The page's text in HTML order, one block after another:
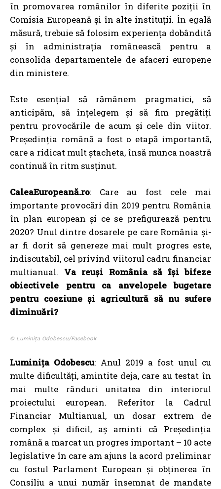
în promovarea românilor în diferite poziții în
Comisia Europeană și în alte instituții. În egală
măsură, trebuie să folosim experiența dobândită
și în administrația românească pentru a
consolida departamentele de afaceri europene
din ministere.
Este esențial să rămânem pragmatici, să
anticipăm, să înțelegem și să fim pregătiți
pentru provocările de acum și cele din viitor.
Președinția română a fost o etapă importantă,
care a ridicat mult ștacheta, însă munca noastră
continuă în ritm susținut.
CaleaEuropeană.ro: Care au fost cele mai
importante provocări din 2019 pentru România
în plan european și ce se prefigurează pentru
2020? Unul dintre dosarele pe care România și-
ar fi dorit să genereze mai mult progres este,
indiscutabil, cel privind viitorul cadru financiar
multianual. Va reuși România să își bifeze
obiectivele pentru ca anvelopele bugetare
pentru coeziune și agricultură să nu sufere
diminuări?
© Luminița Odobescu/Facebook
Luminița Odobescu: Anul 2019 a fost unul cu
multe dificultăți, amintite deja, care au testat în
mai multe rânduri unitatea din interiorul
proiectului european. Referitor la Cadrul
Financiar Multianual, un dosar extrem de
complex și dificil, aș aminti că Președinția
română a marcat un progres important – 10 acte
legislative în care am ajuns la acord preliminar
cu fostul Parlament European și obținerea în
Consiliu a unui număr însemnat de mandate